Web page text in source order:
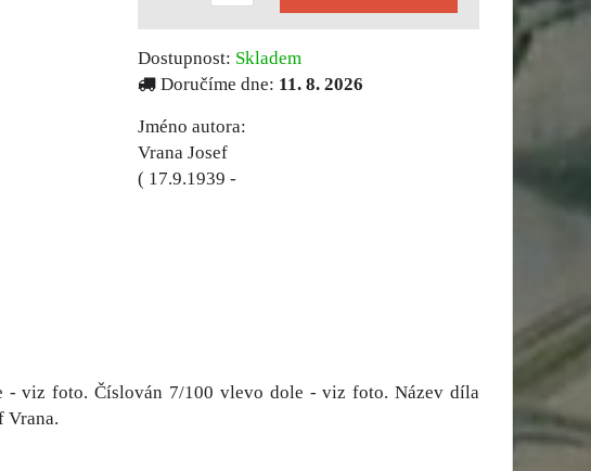
Dostupnost: Skladem
Doručíme dne: 11. 8. 2026
Jméno autora:
Vrana Josef
( 17.9.1939 -
- viz foto. Číslován 7/100 vlevo dole - viz foto. Název díla
Vrana.